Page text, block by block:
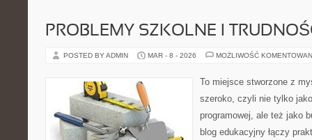
PROBLEMY SZKOLNE I
POSTED BY ADMIN MAR - 8 - 2026 MOŻLIWOŚĆ
To miejsce stworzone z
szeroko, czyli nie tylko
programowej, ale też jako
blog edukacyjny łączy